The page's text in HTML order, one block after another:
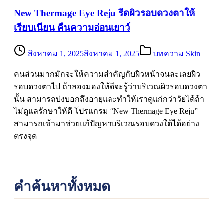
New Thermage Eye Reju รีดผิวรอบดวงตาให้
เรียบเนียน คืนความอ่อนเยาว์
สิงหาคม 1, 2025สิงหาคม 1, 2025 บทความ Skin
คนส่วนมากมักจะให้ความสำคัญกับผิวหน้าจนละเลยผิว
รอบดวงตาไป ถ้าลองมองให้ดีจะรู้ว่าบริเวณผิวรอบดวงตา
นั้น สามารถบ่งบอกถึงอายุและทำให้เราดูแก่กว่าวัยได้ถ้า
ไม่ดูแลรักษาให้ดี โปรแกรม “New Thermage Eye Reju”
สามารถเข้ามาช่วยแก้ปัญหาบริเวณรอบดวงใต้ได้อย่าง
ตรงจุด
คำค้นหาทั้งหมด